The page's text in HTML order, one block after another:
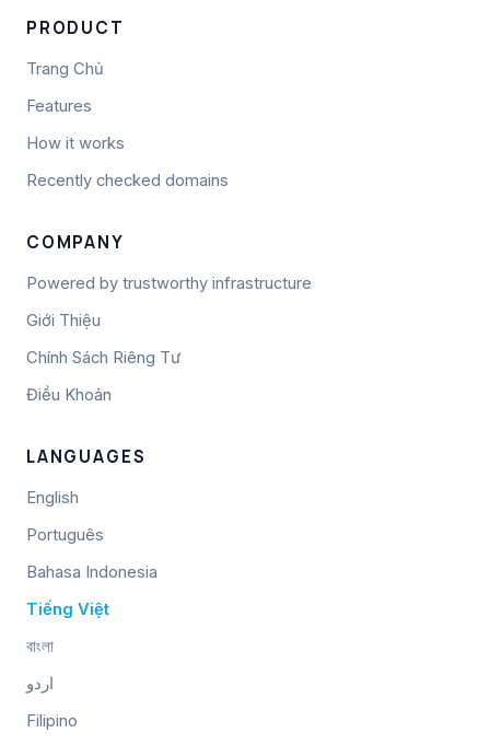
PRODUCT
Trang Chủ
Features
How it works
Recently checked domains
COMPANY
Powered by trustworthy infrastructure
Giới Thiệu
Chính Sách Riêng Tư
Điều Khoản
LANGUAGES
English
Português
Bahasa Indonesia
Tiếng Việt
বাংলা
اردو
Filipino